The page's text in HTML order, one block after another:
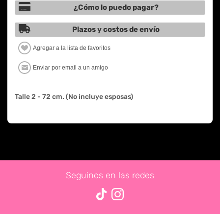
¿Cómo lo puedo pagar?
Plazos y costos de envío
Talle 2 - 72 cm. (No incluye esposas)
Seguinos en las redes